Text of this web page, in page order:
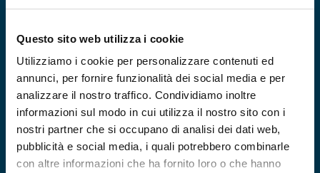
Questo sito web utilizza i cookie
Utilizziamo i cookie per personalizzare contenuti ed
annunci, per fornire funzionalità dei social media e per
analizzare il nostro traffico. Condividiamo inoltre
informazioni sul modo in cui utilizza il nostro sito con i
nostri partner che si occupano di analisi dei dati web,
pubblicità e social media, i quali potrebbero combinarle
con altre informazioni che ha fornito loro o che hanno
Via Romano Guardini, 17
Tel: +39 0461 1780400
Messaggi Whatsapp:
+39 0461 1780460
Orari di apertura
contact center